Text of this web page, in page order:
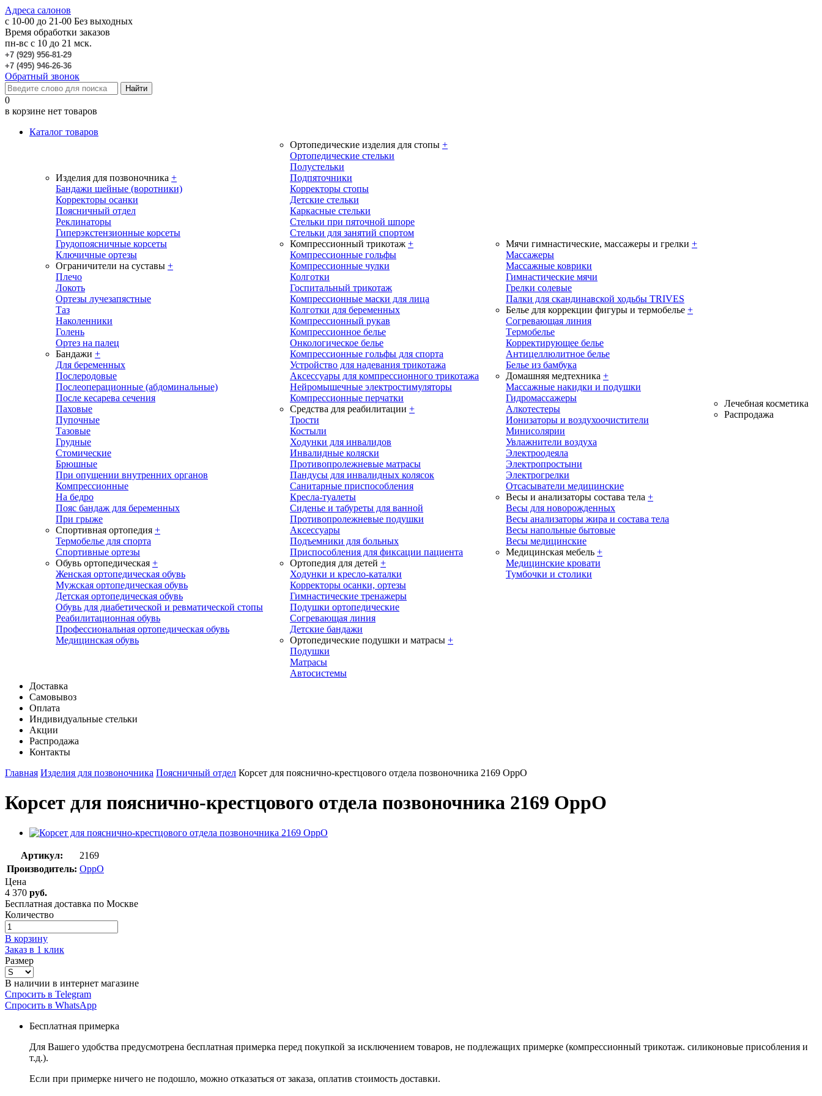
Адреса салонов
c 10-00 до 21-00 Без выходных
Время обработки заказов
пн-вс с 10 до 21 мск.
+7 (929) 956-81-29
+7 (495) 946-26-36
Обратный звонок
0
в корзине нет товаров
Каталог товаров
Изделия для позвоночника +
Бандажи шейные (воротники)
Корректоры осанки
Поясничный отдел
Реклинаторы
Гиперэкстензионные корсеты
Грудопоясничные корсеты
Ключичные ортезы
Ограничители на суставы +
Плечо
Локоть
Ортезы лучезапястные
Таз
Наколенники
Голень
Ортез на палец
Бандажи +
Для беременных
Послеродовые
Послеоперационные (абдоминальные)
После кесарева сечения
Паховые
Пупочные
Тазовые
Грудные
Стомические
Брюшные
При опущении внутренних органов
Компрессионные
На бедро
Пояс бандаж для беременных
При грыже
Спортивная ортопедия +
Термобелье для спорта
Спортивные ортезы
Обувь ортопедическая +
Женская ортопедическая обувь
Мужская ортопедическая обувь
Детская ортопедическая обувь
Обувь для диабетической и ревматической стопы
Реабилитационная обувь
Профессиональная ортопедическая обувь
Медицинская обувь
Ортопедические изделия для стопы +
Ортопедические стельки
Полустельки
Подпяточники
Корректоры стопы
Детские стельки
Каркасные стельки
Стельки при пяточной шпоре
Стельки для занятий спортом
Компрессионный трикотаж +
Компрессионные гольфы
Компрессионные чулки
Колготки
Госпитальный трикотаж
Компрессионные маски для лица
Колготки для беременных
Компрессионный рукав
Компрессионное белье
Онкологическое белье
Компрессионные гольфы для спорта
Устройство для надевания трикотажа
Аксессуары для компрессионного трикотажа
Нейромышечные электростимуляторы
Компрессионные перчатки
Средства для реабилитации +
Трости
Костыли
Ходунки для инвалидов
Инвалидные коляски
Противопролежневые матрасы
Пандусы для инвалидных колясок
Санитарные приспособления
Кресла-туалеты
Сиденье и табуреты для ванной
Противопролежневые подушки
Аксессуары
Подъемники для больных
Приспособления для фиксации пациента
Ортопедия для детей +
Ходунки и кресло-каталки
Корректоры осанки, ортезы
Гимнастические тренажеры
Подушки ортопедические
Согревающая линия
Детские бандажи
Ортопедические подушки и матрасы +
Подушки
Матрасы
Автосистемы
Мячи гимнастические, массажеры и грелки +
Массажеры
Массажные коврики
Гимнастические мячи
Грелки солевые
Палки для скандинавской ходьбы TRIVES
Белье для коррекции фигуры и термобелье +
Cогревающая линия
Tермобелье
Корректирующее белье
Антицеллюлитное белье
Белье из бамбука
Домашняя медтехника +
Массажные накидки и подушки
Гидромассажеры
Алкотестеры
Ионизаторы и воздухоочистители
Минисолярии
Увлажнители воздуха
Электроодеяла
Электропростыни
Электрогрелки
Отсасыватели медицинские
Весы и анализаторы состава тела +
Весы для новорожденных
Весы анализаторы жира и состава тела
Весы напольные бытовые
Весы медицинские
Медицинская мебель +
Медицинские кровати
Тумбочки и столики
Лечебная косметика
Распродажа
Доставка
Самовывоз
Оплата
Индивидуальные стельки
Акции
Распродажа
Контакты
Главная Изделия для позвоночника Поясничный отдел Корсет для пояснично-крестцового отдела позвоночника 2169 OppO
Корсет для пояснично-крестцового отдела позвоночника 2169 OppO
Артикул:
2169
Производитель: OppO
Цена
4 370 руб.
Бесплатная доставка по Москве
Количество
В корзину
Заказ в 1 клик
Размер
В наличии в интернет магазине
Спросить в Telegram
Спросить в WhatsApp
Бесплатная примерка
Для Вашего удобства предусмотрена бесплатная примерка перед покупкой за исключением товаров, не подлежащих примерке (компрессионный трикотаж. силиконовые присобления и
т.д.).
Если при примерке ничего не подошло, можно отказаться от заказа, оплатив стоимость доставки.